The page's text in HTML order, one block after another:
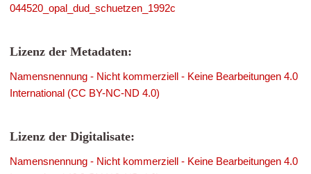
044520_opal_dud_schuetzen_1992c
Lizenz der Metadaten:
Namensnennung - Nicht kommerziell - Keine Bearbeitungen 4.0
International (CC BY-NC-ND 4.0)
Lizenz der Digitalisate:
Namensnennung - Nicht kommerziell - Keine Bearbeitungen 4.0